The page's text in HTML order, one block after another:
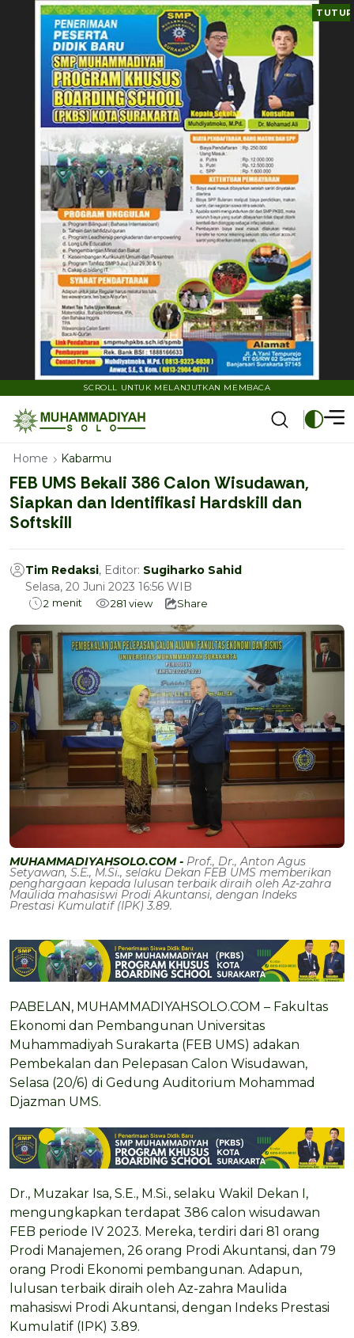
TUTUP
SCROLL UNTUK MELANJUTKAN MEMBACA
Home Kabarmu
FEB UMS Bekali 386 Calon Wisudawan,
Siapkan dan Identifikasi Hardskill dan
Softskill
Tim Redaksi, Editor: Sugiharko Sahid
Selasa, 20 Juni 2023 16:56 WIB
2 menit 281 view Share
MUHAMMADIYAHSOLO.COM - Prof., Dr., Anton Agus
Setyawan, S.E., M.Si., selaku Dekan FEB UMS memberikan
penghargaan kepada lulusan terbaik diraih oleh Az-zahra
Maulida mahasiswi Prodi Akuntansi, dengan Indeks
Prestasi Kumulatif (IPK) 3.89.
PABELAN, MUHAMMADIYAHSOLO.COM – Fakultas
Ekonomi dan Pembangunan Universitas
Muhammadiyah Surakarta (FEB UMS) adakan
Pembekalan dan Pelepasan Calon Wisudawan,
Selasa (20/6) di Gedung Auditorium Mohammad
Djazman UMS.
Dr., Muzakar Isa, S.E., M.Si., selaku Wakil Dekan I,
mengungkapkan terdapat 386 calon wisudawan
FEB periode IV 2023. Mereka, terdiri dari 81 orang
Prodi Manajemen, 26 orang Prodi Akuntansi, dan 79
orang Prodi Ekonomi pembangunan. Adapun,
lulusan terbaik diraih oleh Az-zahra Maulida
mahasiswi Prodi Akuntansi, dengan Indeks Prestasi
Kumulatif (IPK) 3.89.